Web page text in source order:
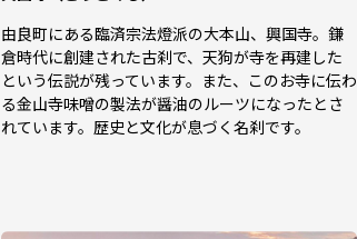
由良町にある臨済宗法燈派の大本山、興国寺。鎌
倉時代に創建された古刹で、天狗が寺を再建した
という伝説が残っています。また、このお寺に伝わ
る金山寺味噌の製法が醤油のルーツになったとさ
れています。歴史と文化が息づく名刹です。